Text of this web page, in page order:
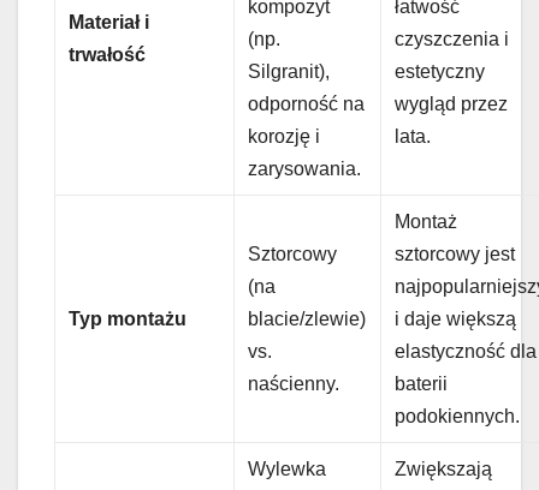
Materiał i
trwałość
kompozyt
(np.
Silgranit),
odporność na
korozję i
zarysowania.
łatwość
czyszczenia i
estetyczny
wygląd przez
lata.
Typ montażu
Sztorcowy
(na
blacie/zlewie)
vs.
naścienny.
Montaż
sztorcowy jest
i daje większą
elastyczność dla
baterii
podokiennych.
Wylewka
Zwiększają